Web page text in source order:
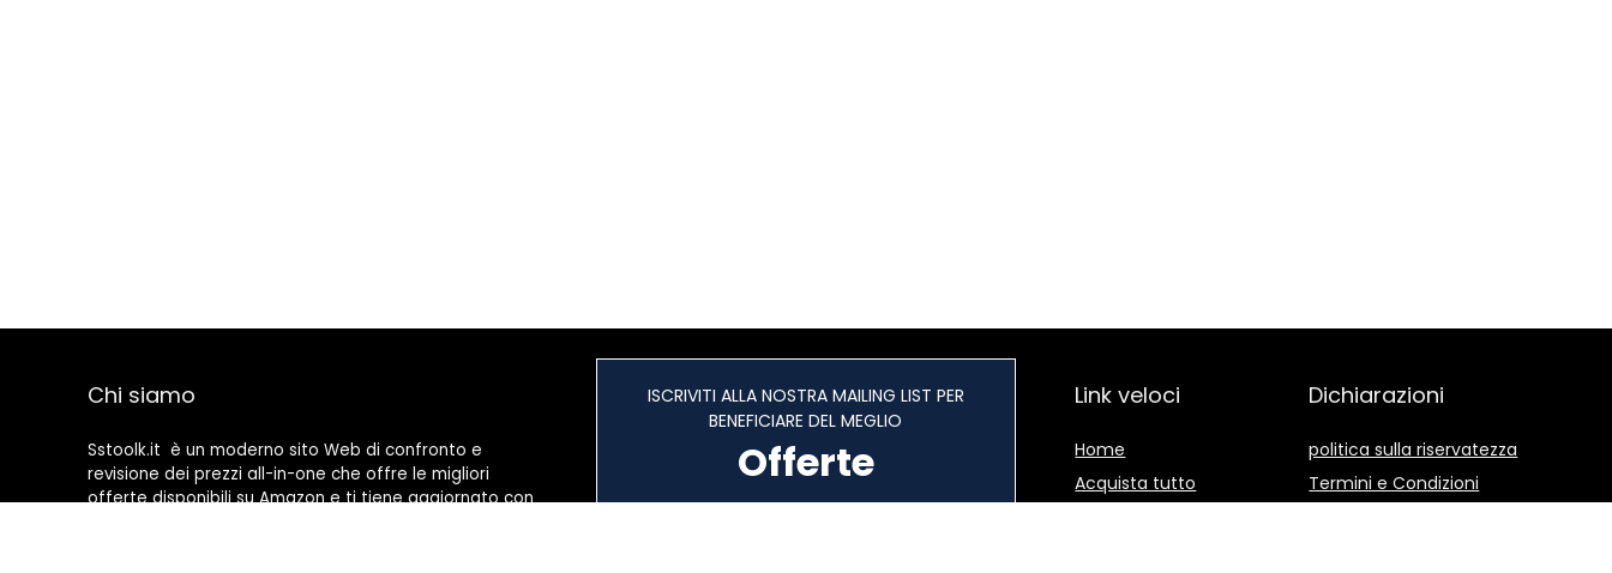
Chi siamo
Sstoolk.it è un moderno sito Web di confronto e
revisione dei prezzi all-in-one che offre le migliori
offerte disponibili su Amazon e ti tiene aggiornato con
ISCRIVITI ALLA NOSTRA MAILING LIST PER
BENEFICIARE DEL MEGLIO
Offerte
Link veloci
Home
Acquista tutto
Dichiarazioni
politica sulla riservatezza
Termini e Condizioni